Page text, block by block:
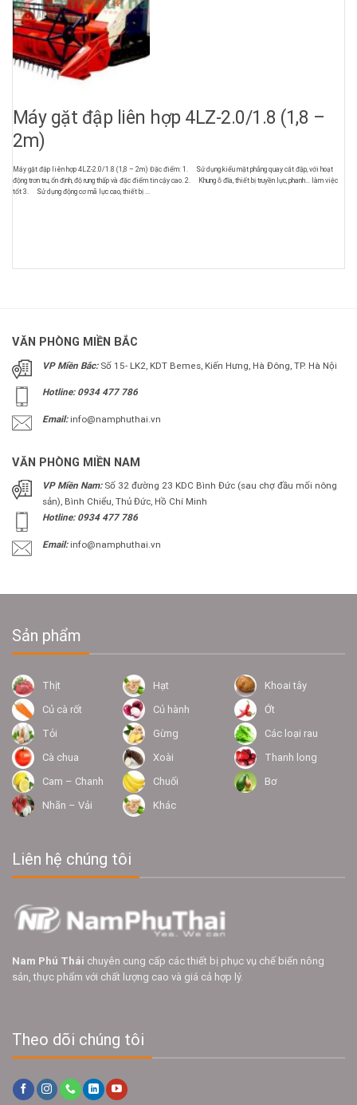
Máy gặt đập liên hợp 4LZ-2.0/1.8 (1,8 –
2m)
Máy gặt đập liên hợp 4LZ-2.0/1.8 (1,8 – 2m) Đặc điểm: 1. Sử dụng kiểu mặt phẳng quay cắt đập, với hoạt
động trơn tru, ổn định, độ rung thấp và đặc điểm tin cậy cao. 2. Khung ỗ đĩa, thiết bị truyền lực, phanh… làm việc
tốt 3. Sử dụng động cơ mã lực cao, thiết bị ...
VĂN PHÒNG MIỀN BẮC
VP Miền Bắc:Số 15- LK2, KDT Bemes, Kiến Hưng, Hà Đông, TP. Hà Nội
Hotline: 0934 477 786
Email: info@namphuthai.vn
VĂN PHÒNG MIỀN NAM
VP Miền Nam:Số 32 đường 23 KDC Bình Đức (sau chợ đầu mối nông
sản), Bình Chiểu, Thủ Đức, Hồ Chí Minh
Hotline: 0934 477 786
Email:info@namphuthai.vn
Sản phẩm
Thịt Hạt
Khoai tây
Củ cà rốt
Củ hành
Ớt
Tỏi
Gừng
Các loại rau
Cà chua
Xoài
Thanh long
Cam – Chanh
Chuối
Bơ
Nhãn – Vải
Khác
Liên hệ chúng tôi
Nam Phú Thái chuyên cung cấp các thiết bị phục vụ chế biến nông
sản, thực phẩm với chất lượng cao và giá cả hợp lý.
Theo dõi chúng tôi